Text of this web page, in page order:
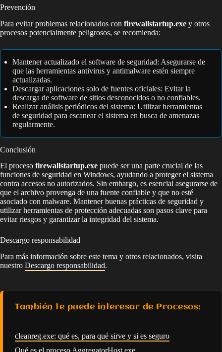
Prevención
Para evitar problemas relacionados con firewallstartup.exe y otros
procesos potencialmente peligrosos, se recomienda:
Mantener actualizado el software de seguridad: Asegurarse de
que las herramientas antivirus y antimalware estén siempre
actualizadas.
Descargar aplicaciones solo de fuentes oficiales: Evitar la
descarga de software de sitios desconocidos o no confiables.
Realizar análisis periódicos del sistema: Utilizar herramientas
de seguridad para escanear el sistema en busca de amenazas
regularmente.
Conclusión
El proceso firewallstartup.exe puede ser una parte crucial de las
funciones de seguridad en Windows, ayudando a proteger el sistema
contra accesos no autorizados. Sin embargo, es esencial asegurarse de
que el archivo provenga de una fuente confiable y que no esté
asociado con malware. Mantener buenas prácticas de seguridad y
utilizar herramientas de protección adecuadas son pasos clave para
evitar riesgos y garantizar la integridad del sistema.
Descargo responsabilidad
Para más información sobre este tema y otros relacionados, visita
nuestro Descargo responsabilidad.
También te puede interesar de Procesos:
cleanreg.exe: qué es, para qué sirve y si es seguro